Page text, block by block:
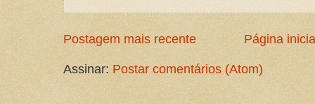
Postagem mais recente Página
Assinar: Postar comentários (Atom)